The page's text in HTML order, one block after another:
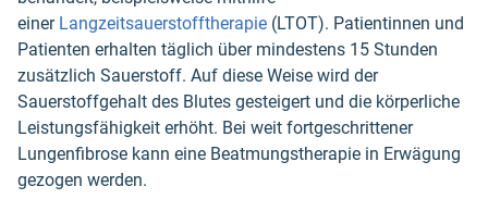
einer Langzeitsauerstofftherapie (LTOT). Patientinnen und
Patienten erhalten täglich über mindestens 15 Stunden
zusätzlich Sauerstoff. Auf diese Weise wird der
Sauerstoffgehalt des Blutes gesteigert und die körperliche
Leistungsfähigkeit erhöht. Bei weit fortgeschrittener
Lungenfibrose kann eine Beatmungstherapie in Erwägung
gezogen werden.